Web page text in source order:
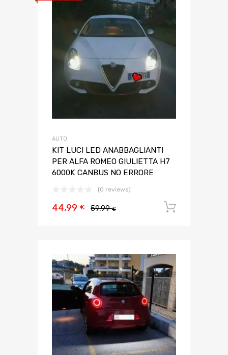
AUTO
KIT LUCI LED ANABBAGLIANTI
PER ALFA ROMEO GIULIETTA H7
6000K CANBUS NO ERRORE
(0 reviews)
59,99€
44,99 €